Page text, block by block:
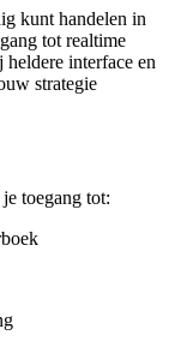
kunt handelen in
tot realtime
interface en
strategie
toegang tot: